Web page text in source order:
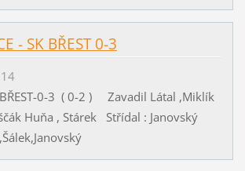
- SK BŘEST 0-3
0-3 ( 0-2 ) Zavadil Látal ,Miklík
Huňa , Stárek Střídal : Janovský